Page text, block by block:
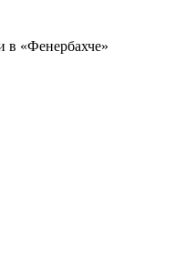
в «Фенербахче»